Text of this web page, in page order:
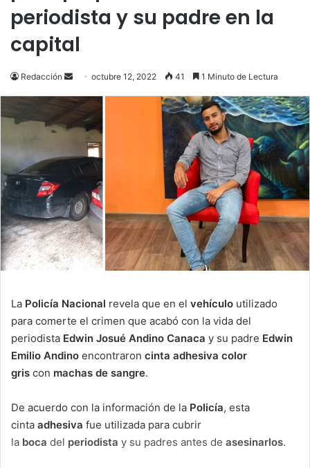
periodista y su padre en la
capital
Redacción
Send
email
octubre 12, 2022 41 1 Minuto de Lectura
La Policía Nacional revela que en el vehículo utilizado
para comerte el crimen que acabó con la vida del
periodista Edwin Josué Andino Canaca y su padre Edwin
Emilio Andino encontraron cinta adhesiva color
gris con machas de sangre.
De acuerdo con la información de la Policía, esta
cinta adhesiva fue utilizada para cubrir
la boca del periodista y su padres antes de asesinarlos.